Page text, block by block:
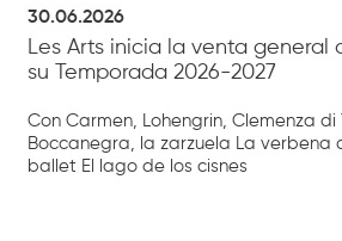
30.06.2026
Les Arts inicia la venta
su Temporada 2026-2027
Con Carmen, Lohengrin, Clemenza di
Boccanegra, la zarzuela La verbena
ballet El lago de los cisnes